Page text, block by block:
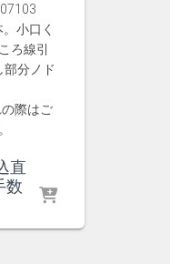
小口く
ろ線引
部分ノド
際はご
直
数